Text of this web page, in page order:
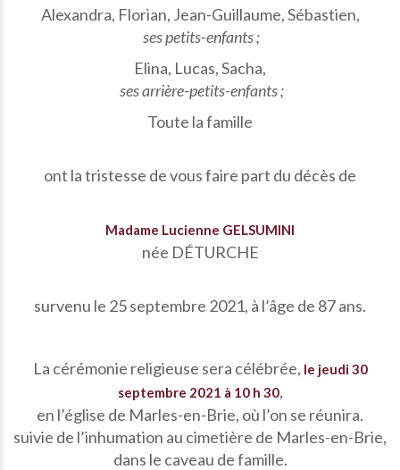
Alexandra, Florian, Jean-Guillaume, Sébastien,
ses petits-enfants ;
Elina, Lucas, Sacha,
ses arrière-petits-enfants ;
Toute la famille
ont la tristesse de vous faire part du décès de
Madame Lucienne GELSUMINI
née DÉTURCHE
survenu le 25 septembre 2021, à l’âge de 87 ans.
La cérémonie religieuse sera célébrée, le jeudi 30
septembre 2021 à 10 h 30,
en l’église de Marles-en-Brie, où l’on se réunira.
suivie de l’inhumation au cimetière de Marles-en-Brie,
dans le caveau de famille.